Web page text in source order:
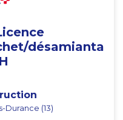
désamianta
Durance (13)